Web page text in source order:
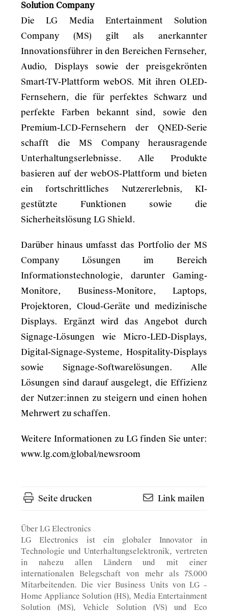
Solution Company
Die LG Media Entertainment Solution
Company (MS) gilt als anerkannter
Innovationsführer in den Bereichen Fernseher,
Audio, Displays sowie der preisgekrönten
Smart-TV-Plattform webOS. Mit ihren OLED-
Fernsehern, die für perfektes Schwarz und
perfekte Farben bekannt sind, sowie den
Premium-LCD-Fernsehern der QNED-Serie
schafft die MS Company herausragende
Unterhaltungserlebnisse. Alle Produkte
basieren auf der webOS-Plattform und bieten
ein fortschrittliches Nutzererlebnis, KI-
gestützte Funktionen sowie die
Sicherheitslösung LG Shield.
Darüber hinaus umfasst das Portfolio der MS
Company Lösungen im Bereich
Informationstechnologie, darunter Gaming-
Monitore, Business-Monitore, Laptops,
Projektoren, Cloud-Geräte und medizinische
Displays. Ergänzt wird das Angebot durch
Signage-Lösungen wie Micro-LED-Displays,
Digital-Signage-Systeme, Hospitality-Displays
sowie Signage-Softwarelösungen. Alle
Lösungen sind darauf ausgelegt, die Effizienz
der Nutzer:innen zu steigern und einen hohen
Mehrwert zu schaffen.
Weitere Informationen zu LG finden Sie unter:
www.lg.com/global/newsroom
Seite drucken Link mailen
Über LG Electronics
LG Electronics ist ein globaler Innovator in
Technologie und Unterhaltungselektronik, vertreten
in nahezu allen Ländern und mit einer
internationalen Belegschaft von mehr als 75.000
Mitarbeitenden. Die vier Business Units von LG –
Home Appliance Solution (HS), Media Entertainment
Solution (MS), Vehicle Solution (VS) und Eco